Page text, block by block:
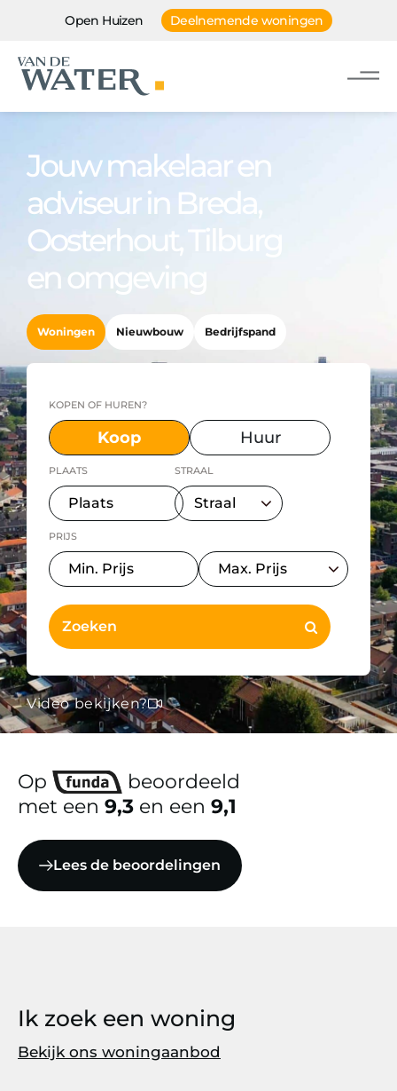
Open Huizen Deelnemende woningen
Jouw makelaar en
adviseur in Breda,
Oosterhout, Tilburg
en omgeving
Woningen Nieuwbouw Bedrijfspand
KOPEN OF HUREN?
Koop Huur
PLAATS STRAAL
PRIJS
Video bekijken?
Op
beoordeeld
met een 9,3 en een 9,1
Lees de beoordelingen
Ik zoek een woning
Bekijk ons woningaanbod